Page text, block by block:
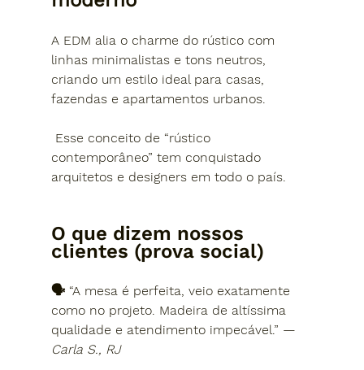
A EDM alia o charme do rústico com
linhas minimalistas e tons neutros,
criando um estilo ideal para casas,
fazendas e apartamentos urbanos.
Esse conceito de “rústico
contemporâneo” tem conquistado
arquitetos e designers em todo o país.
O que dizem nossos
clientes (prova social)
🗣 “A mesa é perfeita, veio exatamente
como no projeto. Madeira de altíssima
qualidade e atendimento impecável.” —
Carla S., RJ